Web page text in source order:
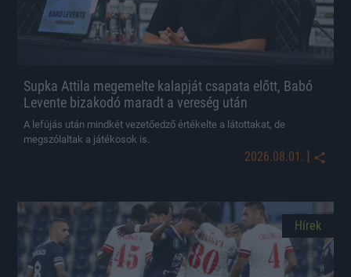
Supka Attila megemelte kalapját csapata előtt, Babó
Levente bizakodó maradt a vereség után
A lefújás után mindkét vezetőedző értékelte a látottakat, de
megszólaltak a játékosok is.
2026.08.01. |
Hírek